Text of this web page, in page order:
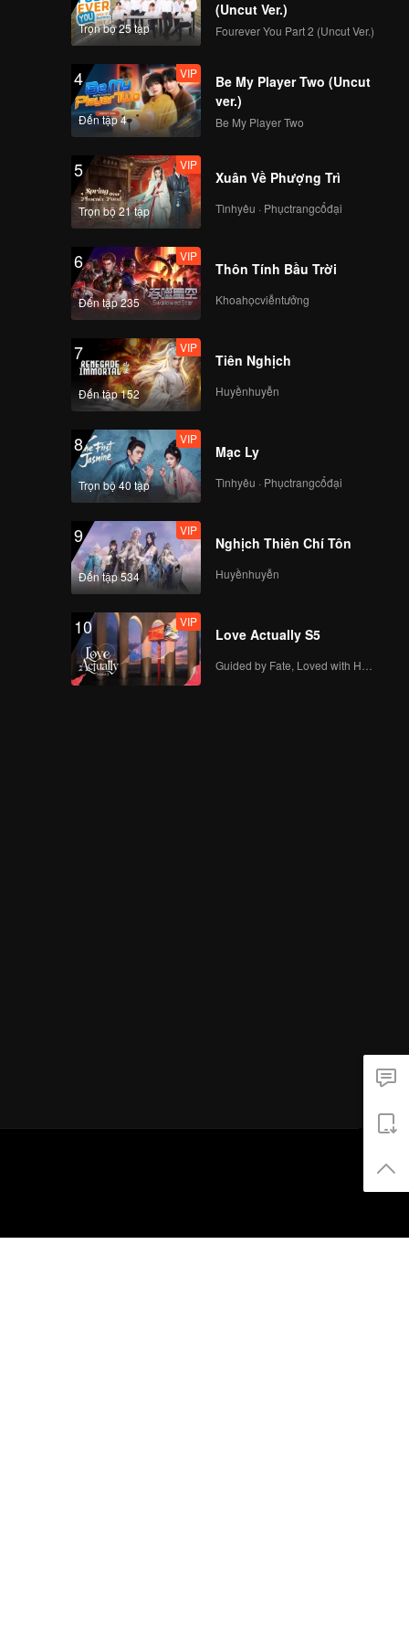
VIP
Tập 8: Đêm chung kết
đỉnh cao, các chàng
trai gặp nhau trên
đỉnh vinh quang!
VIP EP8 Thêm - 01
VIP EP8 Thêm - 02
VIP
Trọn bộ 25 tập
(Uncut Ver.)
Fourever You Part 2 (Uncut Ver.)
4
Đến tập 4
VIP
Be My Player Two (Uncut
ver.)
Be My Player Two
5
Trọn bộ 21 tập
VIP
Xuân Về Phượng Trì
Tìnhyêu · Phụctrangcổđại
6
Đến tập 235
VIP
Thôn Tính Bầu Trời
Khoahọcviễntưởng
7
Đến tập 152
VIP
Tiên Nghịch
Huyềnhuyễn
8
Trọn bộ 40 tập
VIP
Mạc Ly
Tìnhyêu · Phụctrangcổđại
9
Đến tập 534
VIP
Nghịch Thiên Chí Tôn
Huyềnhuyễn
10 VIP
Love Actually S5